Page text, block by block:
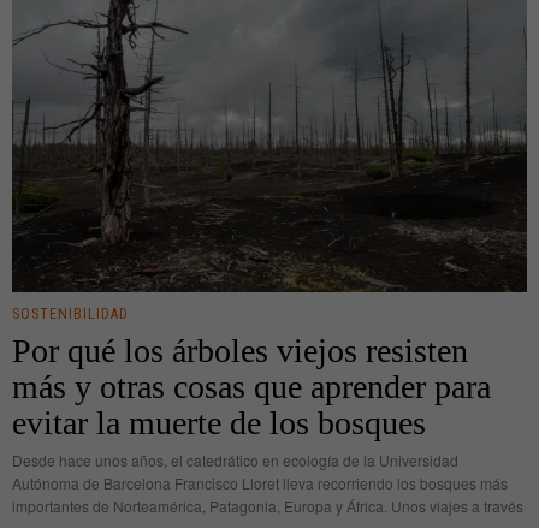
SOSTENIBILIDAD
Por qué los árboles viejos resisten
más y otras cosas que aprender para
evitar la muerte de los bosques
Desde hace unos años, el catedrático en ecología de la Universidad
Autónoma de Barcelona Francisco Lloret lleva recorriendo los bosques más
importantes de Norteamérica, Patagonia, Europa y África. Unos viajes a través